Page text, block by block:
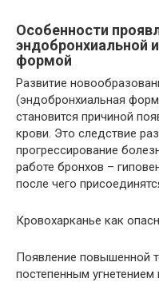
Особенности
эндобронхиальной
формой
Развитие
(эндобронхиальная
становится причиной
крови. Это следствие
прогрессирование
работе бронхов –
после чего
Кровохарканье как
Появление повышенной
постепенным